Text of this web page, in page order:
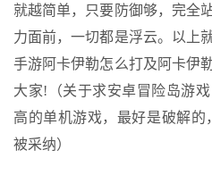
就越简单，只要防御够，完全
力面前，一切都是浮云。以上
手游阿卡伊勒怎么打及阿卡伊
大家!（关于求安卓冒险岛游
高的单机游戏，最好是破解
被采纳）